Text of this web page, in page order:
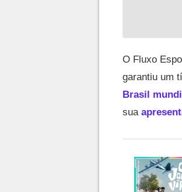
O Fluxo
garantiu um
Brasil
sua